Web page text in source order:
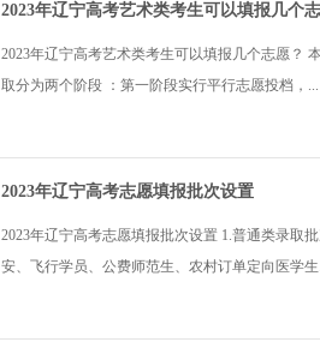
2023年辽宁高考艺术类考生可以填报几个
2023年辽宁高考艺术类考生可以填报几个志愿？
取分为两个阶段 ：第一阶段实行平行志愿投档，...
2023年辽宁高考志愿填报批次设置
2023年辽宁高考志愿填报批次设置 1.普通类录取
安、飞行学员、公费师范生、农村订单定向医学